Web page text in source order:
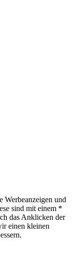
Werbeanzeigen und
sind mit einem *
das Anklicken der
einen kleinen